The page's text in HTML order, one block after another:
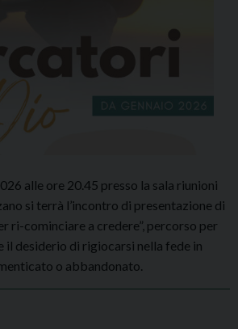
alle ore 20.45 presso la sala riunioni
si terrà l’incontro di presentazione di
ri-cominciare a credere”, percorso per
il desiderio di rigiocarsi nella fede in
o abbandonato.